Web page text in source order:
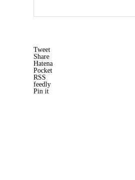
Tweet
Share
Hatena
Pocket
RSS
feedly
Pin it